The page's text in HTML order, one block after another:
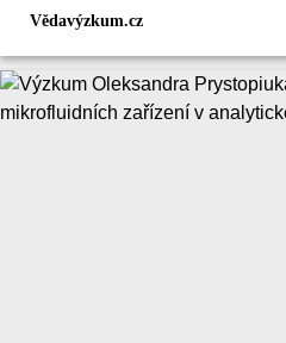
Vědavýzkum.cz